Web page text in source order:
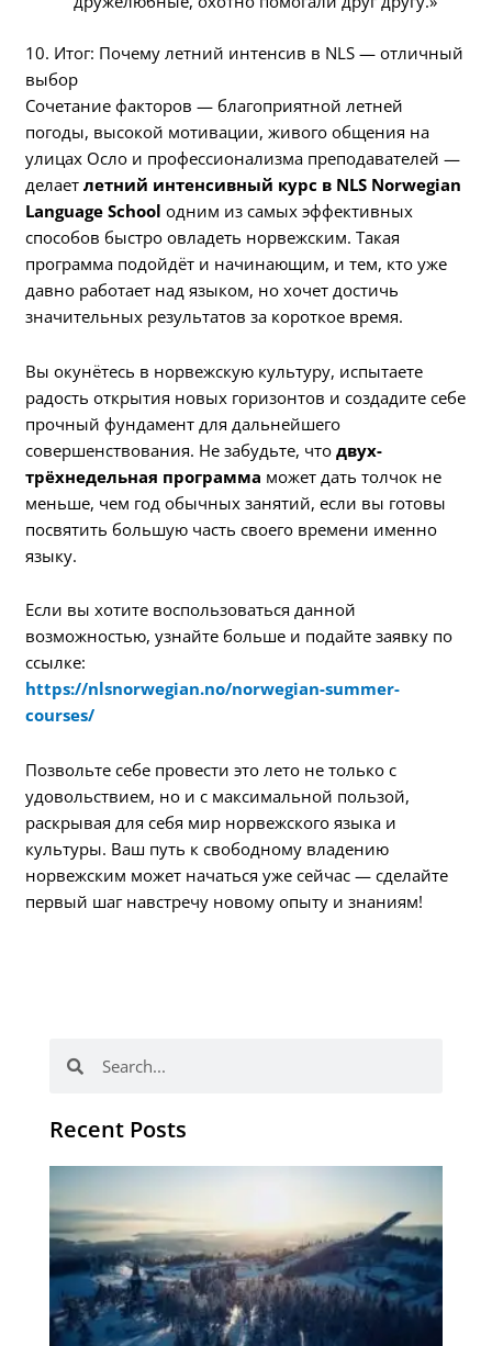
10. Итог: Почему летний интенсив в NLS — отличный
выбор
Сочетание факторов — благоприятной летней
погоды, высокой мотивации, живого общения на
улицах Осло и профессионализма преподавателей —
делаетлетний интенсивный курс в NLS Norwegian
Language School одним из самых эффективных
способов быстро овладеть норвежским. Такая
программа подойдёт и начинающим, и тем, кто уже
давно работает над языком, но хочет достичь
значительных результатов за короткое время.
Вы окунётесь в норвежскую культуру, испытаете
радость открытия новых горизонтов и создадите себе
прочный фундамент для дальнейшего
совершенствования. Не забудьте, чтодвух-
трёхнедельная программа может дать толчок не
меньше, чем год обычных занятий, если вы готовы
посвятить большую часть своего времени именно
языку.
Если вы хотите воспользоваться данной
возможностью, узнайте больше и подайте заявку по
ссылке:
https://nlsnorwegian.no/norwegian-summer-
courses/
Позвольте себе провести это лето не только с
удовольствием, но и с максимальной пользой,
раскрывая для себя мир норвежского языка и
культуры. Ваш путь к свободному владению
норвежским может начаться уже сейчас — сделайте
первый шаг навстречу новому опыту и знаниям!
Recent Posts